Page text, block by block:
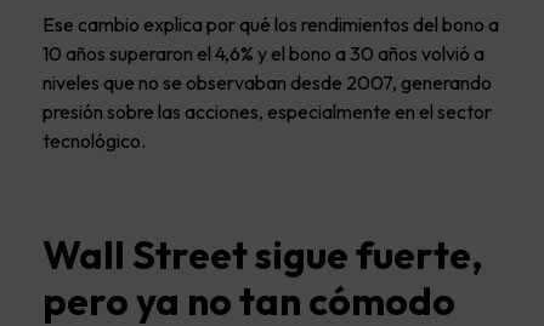
Ese cambio explica por qué los rendimientos del bono a
10 años superaron el 4,6% y el bono a 30 años volvió a
niveles que no se observaban desde 2007, generando
presión sobre las acciones, especialmente en el sector
tecnológico.
Wall Street sigue fuerte,
pero ya no tan cómodo